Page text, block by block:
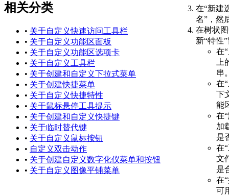
包含自定义线型中的文
字的步骤
自定义填充图案
常见问题解答：为什么我无
法使用自定义填充图案
(PAT) 文件？
关于自定义填充图案和填充
图案定义
创建简单填充图案的步
骤
关于包含多条直线的填充图
案
创建包含多条直线的填
充图案的步骤
相关分类
• 关于自定义快速访问工具栏
• 关于自定义功能区面板
• 关于自定义功能区选项卡
• 关于自定义工具栏
• 关于创建和自定义下拉式菜单
• 关于创建快捷菜单
• 关于自定义快捷特性
• 关于鼠标悬停工具提示
• 关于创建和自定义快捷键
• 关于临时替代键
• 关于自定义鼠标按钮
• 自定义双击动作
• 关于创建自定义数字化仪菜单和按钮
• 关于自定义图像平铺菜单
在“新建
名”，然
在树状
新“特性
在
串
在
下
能
在
加
是
在
文
是
在
可